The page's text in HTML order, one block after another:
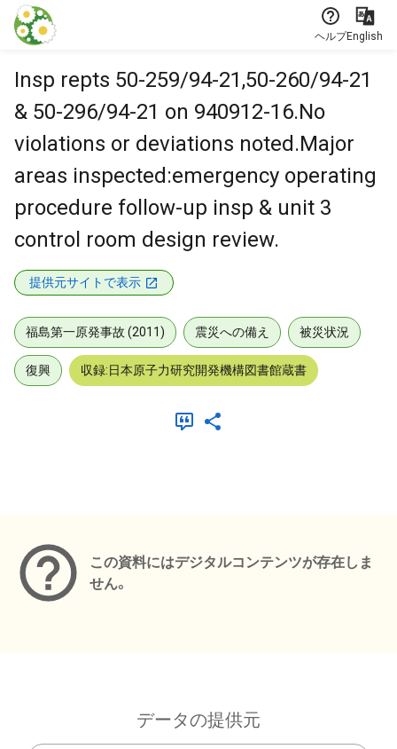
本文に飛ぶ
ヘルプEnglish
Insp repts 50-259/94-21,50-260/94-21
& 50-296/94-21 on 940912-16.No
violations or deviations noted.Major
areas inspected:emergency operating
procedure follow-up insp & unit 3
control room design review.
提供元サイトで表示
福島第一原発事故 (2011) 震災への備え 被災状況
復興 収録:日本原子力研究開発機構図書館蔵書
この資料にはデジタルコンテンツが存在しま
せん。
データの提供元